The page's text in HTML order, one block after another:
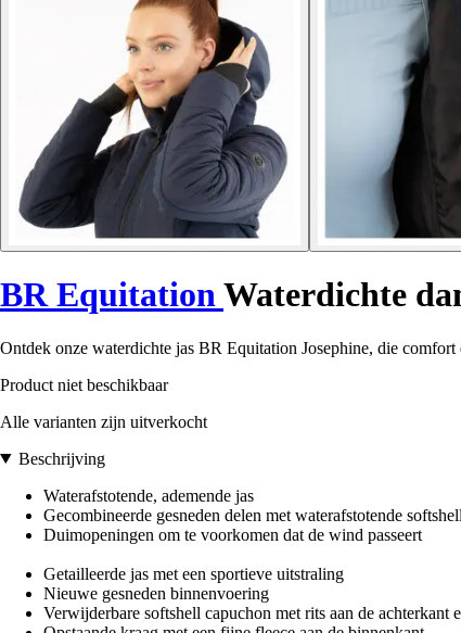
BR EquitationWaterdichte
Ontdek onze waterdichte jas BR Equitation Josephine, die
Product niet beschikbaar
Alle varianten zijn uitverkocht
Beschrijving
Waterafstotende, ademende jas
Gecombineerde gesneden delen met waterafstotende
Duimopeningen om te voorkomen dat de wind passeert
Getailleerde jas met een sportieve uitstraling
Nieuwe gesneden binnenvoering
Verwijderbare softshell capuchon met rits aan de achterkant